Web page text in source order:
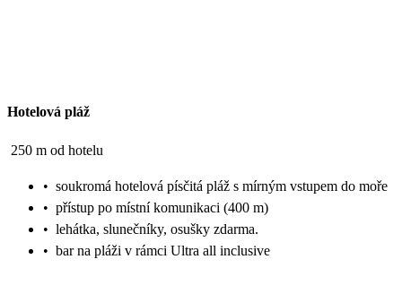
Hotelová pláž
250 m od hotelu
• soukromá hotelová písčitá pláž s mírným vstupem do moře
• přístup po místní komunikaci (400 m)
• lehátka, slunečníky, osušky zdarma.
• bar na pláži v rámci Ultra all inclusive